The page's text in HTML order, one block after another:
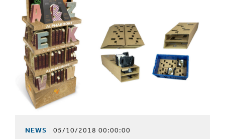
NEWS 05/10/2018 00:00:00